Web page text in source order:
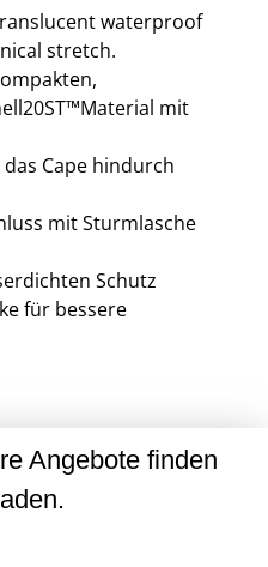
waterproof
stretch.
mit
Cape hindurch
mit Sturmlasche
Schutz
für bessere
Angebote finden